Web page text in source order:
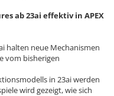
ab 23ai effektiv in APEX
halten neue Mechanismen
vom bisherigen
in 23ai werden
wird gezeigt, wie sich